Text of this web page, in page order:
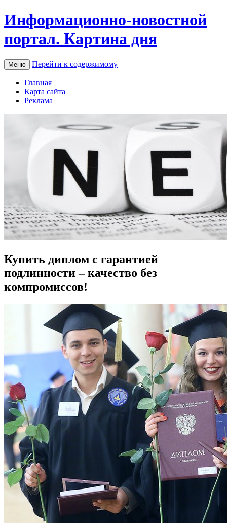
Информационно-новостной
портал. Картина дня
Меню Перейти к содержимому
Главная
Карта сайта
Реклама
Купить диплом с гарантией
подлинности – качество без
компромиссов!